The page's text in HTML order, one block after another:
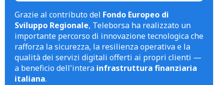
Grazie al contributo del Fondo Europeo di
Sviluppo Regionale, Teleborsa ha realizzato un
importante percorso di innovazione tecnologica che
rafforza la sicurezza, la resilienza operativa e la
qualità dei servizi digitali offerti ai propri clienti —
a beneficio dell'intera infrastruttura finanziaria
italiana.